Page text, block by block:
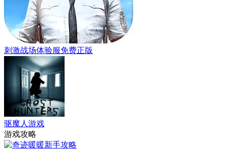
刺激战场体验服免费正版
驱魔人游戏
游戏攻略